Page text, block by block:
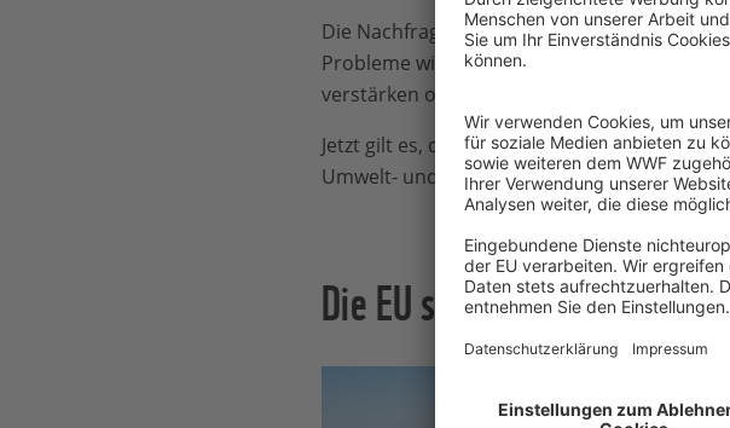
Die Nachfrage nach Batterie-Rohstoffen
Probleme wie
mangelnde
verstärken oder neue, potenziell
Jetzt gilt es, die Sicherstellung der Batterie-
Umwelt- und Sozialauswirkungen im
Die EU schreitet ein